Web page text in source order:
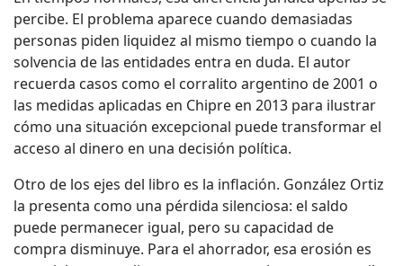
percibe. El problema aparece cuando demasiadas
personas piden liquidez al mismo tiempo o cuando la
solvencia de las entidades entra en duda. El autor
recuerda casos como el corralito argentino de 2001 o
las medidas aplicadas en Chipre en 2013 para ilustrar
cómo una situación excepcional puede transformar el
acceso al dinero en una decisión política.
Otro de los ejes del libro es la inflación. González Ortiz
la presenta como una pérdida silenciosa: el saldo
puede permanecer igual, pero su capacidad de
compra disminuye. Para el ahorrador, esa erosión es